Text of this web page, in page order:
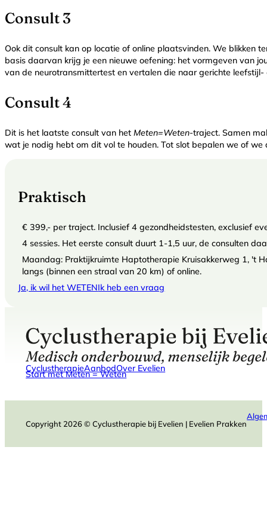
Consult 3
Ook dit consult kan op locatie of online plaatsvinden. We blikken
basis daarvan krijg je een nieuwe oefening: het vormgeven van
van de neurotransmittertest en vertalen die naar gerichte leefstijl-
Consult 4
Dit is het laatste consult van het Meten=Weten-traject. Samen
wat je nodig hebt om dit vol te houden. Tot slot bepalen we of
Praktisch
€ 399,- per traject. Inclusief 4 gezondheidstesten, exclusief
4 sessies. Het eerste consult duurt 1-1,5 uur, de consulten
Maandag: Praktijkruimte Haptotherapie Kruisakkerweg 1, 't
langs (binnen een straal van 20 km) of online.
Ja, ik wil het WETENIk heb een vraag
CyclustherapieAanbodOver Evelien
Start met Meten = Weten
Copyright 2026 © Cyclustherapie bij Evelien | Evelien Prakken